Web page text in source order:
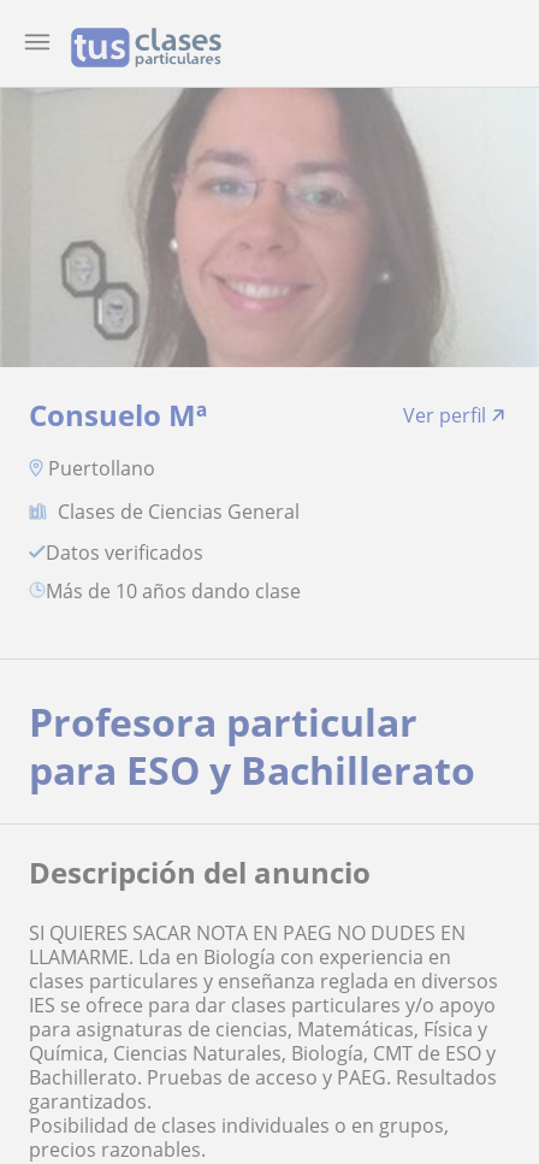
Consuelo Mª
Ver perfil
Puertollano
Clases de Ciencias General
Datos verificados
más de 10 años dando clase
Profesora particular
para ESO y Bachillerato
Descripción del anuncio
SI QUIERES SACAR NOTA EN PAEG NO DUDES EN
LLAMARME. Lda en Biología con experiencia en
clases particulares y enseñanza reglada en diversos
IES se ofrece para dar clases particulares y/o apoyo
para asignaturas de ciencias, Matemáticas, Física y
Química, Ciencias Naturales, Biología, CMT de ESO y
Bachillerato. Pruebas de acceso y PAEG. Resultados
garantizados.
Posibilidad de clases individuales o en grupos,
precios razonables.